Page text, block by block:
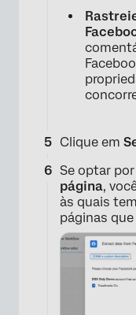
Clique em
Se optar
página,
às quais
páginas